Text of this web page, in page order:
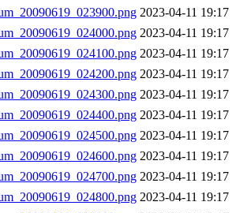
2023-04-11 19:17
2023-04-11 19:17
2023-04-11 19:17
2023-04-11 19:17
2023-04-11 19:17
2023-04-11 19:17
2023-04-11 19:17
2023-04-11 19:17
2023-04-11 19:17
2023-04-11 19:17